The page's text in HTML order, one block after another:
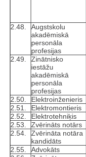
2.48.
Augstskolu
akadēmiskā
personāla
profesijas
2.49.
Zinātnisko
iestāžu
akadēmiskā
personāla
profesijas
2.50. Elektroinženieris
2.51.
Elektromontieris
2.52.
Elektrotehniķis
2.53.
Zvērināts notārs
2.54.
Zvērināta notāra
kandidāts
2.55.
Advokāts